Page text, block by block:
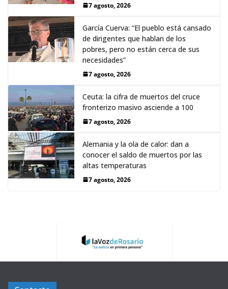
7 agosto, 2026
García Cuerva: “El pueblo está cansado
de dirigentes que hablan de los
pobres, pero no están cerca de sus
necesidades”
7 agosto, 2026
Ceuta: la cifra de muertos del cruce
fronterizo masivo asciende a 100
7 agosto, 2026
Alemania y la ola de calor: dan a
conocer el saldo de muertos por las
altas temperaturas
7 agosto, 2026